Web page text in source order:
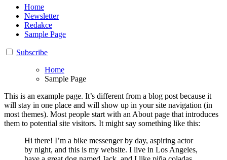
Home
Newsletter
Redakce
Sample Page
Subscribe
Home
Sample Page
This is an example page. It’s different from a blog post because it
will stay in one place and will show up in your site navigation (in
most themes). Most people start with an About page that introduces
them to potential site visitors. It might say something like this:
Hi there! I’m a bike messenger by day, aspiring actor
by night, and this is my website. I live in Los Angeles,